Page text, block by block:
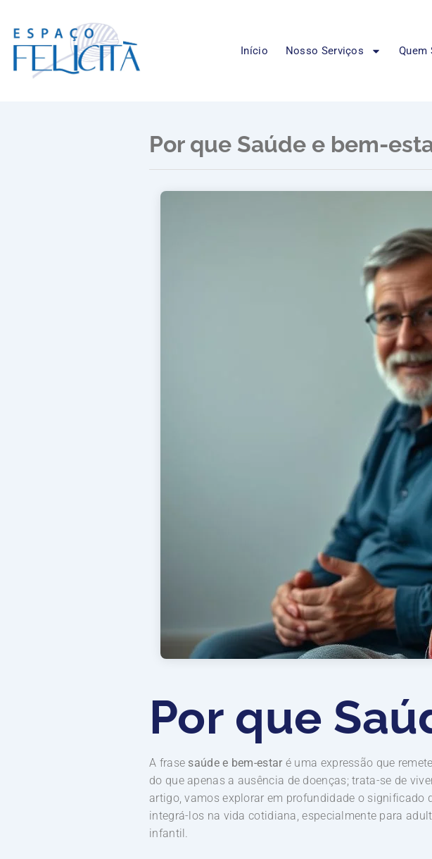
Início Nosso Serviços Quem
Por que Saúde e bem-
Por que
A frase saúde e bem-estar é uma expressão que
do que apenas a ausência de doenças; trata-se de
artigo, vamos explorar em profundidade o significado
integrá-los na vida cotidiana, especialmente para
infantil.